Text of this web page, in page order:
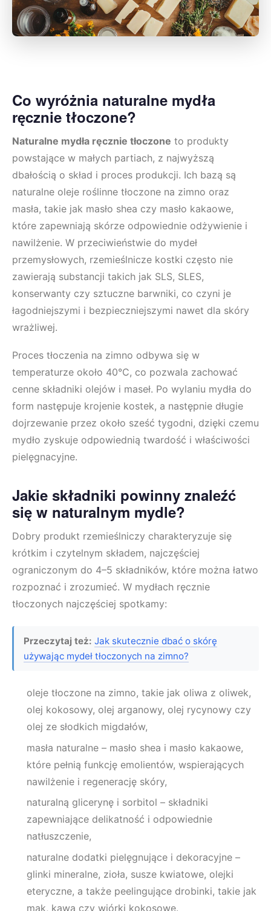
Co wyróżnia naturalne mydła
ręcznie tłoczone?
Naturalne mydła ręcznie tłoczone to produkty
powstające w małych partiach, z najwyższą
dbałością o skład i proces produkcji. Ich bazą są
naturalne oleje roślinne tłoczone na zimno oraz
masła, takie jak masło shea czy masło kakaowe,
które zapewniają skórze odpowiednie odżywienie i
nawilżenie. W przeciwieństwie do mydeł
przemysłowych, rzemieślnicze kostki często nie
zawierają substancji takich jak SLS, SLES,
konserwanty czy sztuczne barwniki, co czyni je
łagodniejszymi i bezpieczniejszymi nawet dla skóry
wrażliwej.
Proces tłoczenia na zimno odbywa się w
temperaturze około 40°C, co pozwala zachować
cenne składniki olejów i maseł. Po wylaniu mydła do
form następuje krojenie kostek, a następnie długie
dojrzewanie przez około sześć tygodni, dzięki czemu
mydło zyskuje odpowiednią twardość i właściwości
pielęgnacyjne.
Jakie składniki powinny znaleźć
się w naturalnym mydle?
Dobry produkt rzemieślniczy charakteryzuje się
krótkim i czytelnym składem, najczęściej
ograniczonym do 4–5 składników, które można łatwo
rozpoznać i zrozumieć. W mydłach ręcznie
tłoczonych najczęściej spotkamy:
Przeczytaj też: Jak skutecznie dbać o skórę
używając mydeł tłoczonych na zimno?
oleje tłoczone na zimno, takie jak oliwa z oliwek,
olej kokosowy, olej arganowy, olej rycynowy czy
olej ze słodkich migdałów,
masła naturalne – masło shea i masło kakaowe,
które pełnią funkcję emolientów, wspierających
nawilżenie i regenerację skóry,
naturalną glicerynę i sorbitol – składniki
zapewniające delikatność i odpowiednie
natłuszczenie,
naturalne dodatki pielęgnujące i dekoracyjne –
glinki mineralne, zioła, susze kwiatowe, olejki
eteryczne, a także peelingujące drobinki, takie jak
mak, kawa czy wiórki kokosowe.